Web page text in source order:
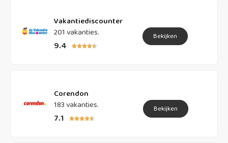
Vakantiediscounter
201 vakanties.
9.4 
Bekijken
Corendon
183 vakanties.
7.1 
Bekijken